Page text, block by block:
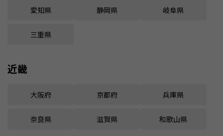
愛知県 静岡県 岐阜県
三重県
近畿
大阪府 京都府 兵庫県
奈良県 滋賀県 和歌山県